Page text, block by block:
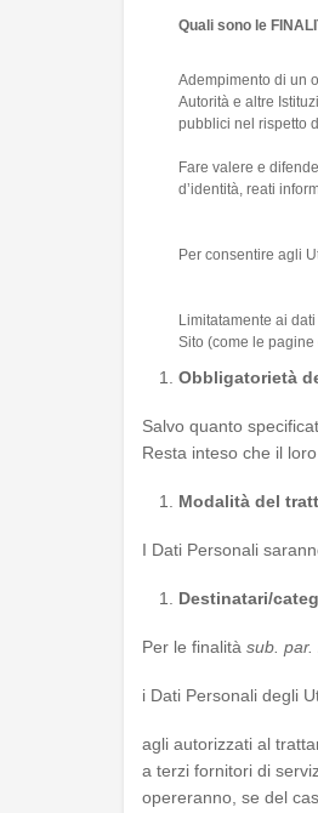
Quali sono le
Adempimento di un
Autorità e altre
pubblici nel rispetto
Fare valere e
d’identità, reati
Per consentire agli
Limitatamente ai
Sito (come le
Obbligatorietà
Salvo quanto
Resta inteso che il
Modalità del
I Dati Personali
Destinatari/
Per le finalità sub. par.
i Dati Personali degli
agli autorizzati al
a terzi fornitori di
opereranno, se del